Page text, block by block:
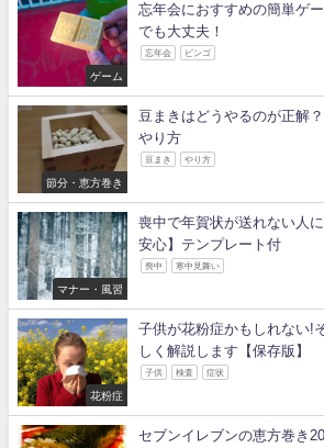
ゲーム
忘年会におすすめの簡単ゲ
でも大丈夫！
忘年会 ビンゴ
節分・恵方巻き
豆まきはどうやるのが正解
やり方
豆まき やり方
マナー・風習
喪中で年賀状が送れない人
安心】テンプレート付
喪中 寒中見舞い
花粉症
子供が花粉症かもしれない!
しく解説します【保存版】
子供 検査 症状
セブンイレブンの恵方巻き